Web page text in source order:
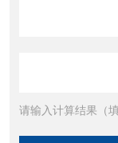
请输入计算结果（